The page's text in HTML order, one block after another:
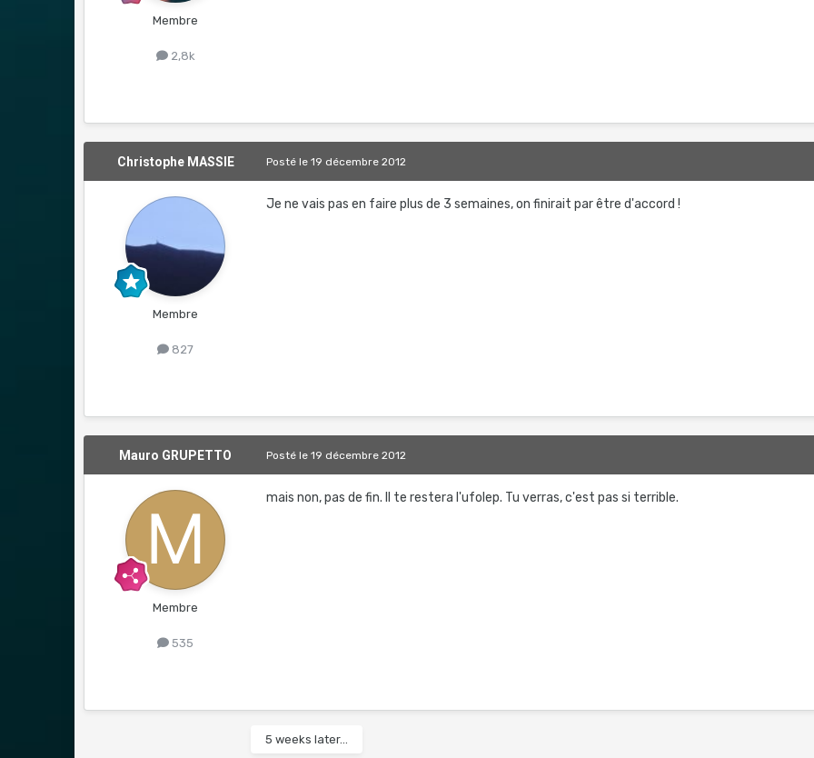
Membre
2,8k
Christophe MASSIE
Membre
827
Postéle 19 décembre 2012
Je ne vais pas en faire plus de 3 semaines, on finirait par être d'accord !
Mauro GRUPETTO
Membre
535
Postéle 19 décembre 2012
mais non, pas de fin. Il te restera l'ufolep. Tu verras, c'est pas si terrible.
5 weeks later...